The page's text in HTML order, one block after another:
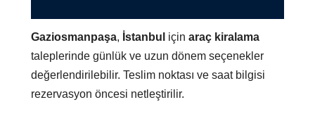
Gaziosmanpaşa, İstanbul içinaraç kiralama
taleplerinde günlük ve uzun dönem seçenekler
değerlendirilebilir. Teslim noktası ve saat bilgisi
rezervasyon öncesi netleştirilir.